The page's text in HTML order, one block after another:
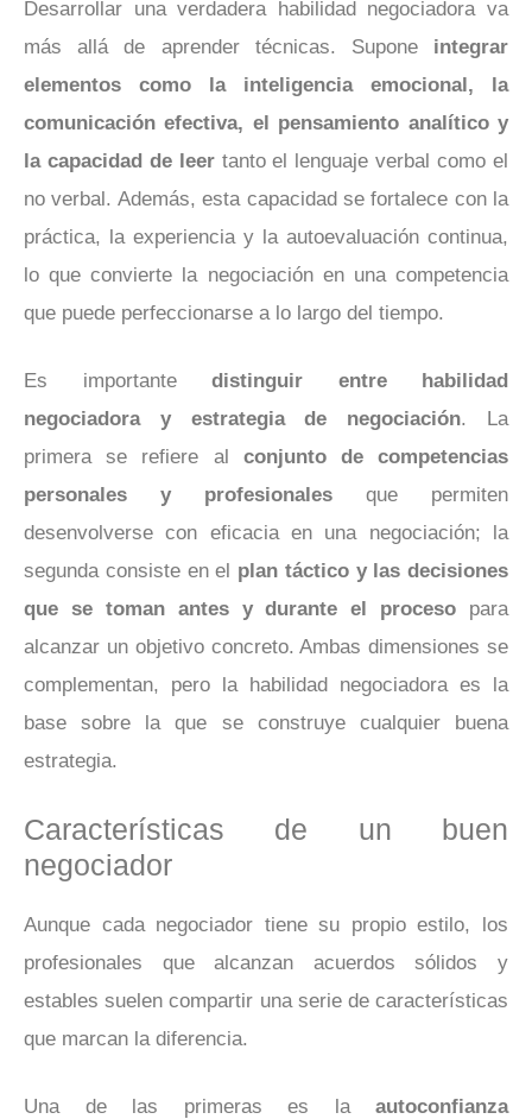
Desarrollar una verdadera habilidad negociadora va
más allá de aprender técnicas. Supone integrar
elementos como la inteligencia emocional, la
comunicación efectiva, el pensamiento analítico y
la capacidad de leertanto el lenguaje verbal como el
no verbal. Además, esta capacidad se fortalece con la
práctica, la experiencia y la autoevaluación continua,
lo que convierte la negociación en una competencia
que puede perfeccionarse a lo largo del tiempo.
Es importante distinguir entre habilidad
negociadora y estrategia de negociación. La
primera se refiere al conjunto de competencias
personales y profesionales que permiten
desenvolverse con eficacia en una negociación; la
segunda consiste en el plan táctico y las decisiones
que se toman antes y durante el proceso para
alcanzar un objetivo concreto. Ambas dimensiones se
complementan, pero la habilidad negociadora es la
base sobre la que se construye cualquier buena
estrategia.
Características de un buen
negociador
Aunque cada negociador tiene su propio estilo, los
profesionales que alcanzan acuerdos sólidos y
estables suelen compartir una serie de características
que marcan la diferencia.
Una de las primeras es la autoconfianza